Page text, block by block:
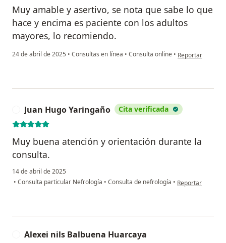
Muy amable y asertivo, se nota que sabe lo que
hace y encima es paciente con los adultos
mayores, lo recomiendo.
24 de abril de 2025 • Consultas en línea • Consulta online • en opinión del
Reportar
Juan Hugo Yaringaño Cita verificada
Muy buena atención y orientación durante la
consulta.
14 de abril de 2025
• Consulta particular Nefrología • Consulta de nefrología • en opinión del
Reportar
Alexei nils Balbuena Huarcaya